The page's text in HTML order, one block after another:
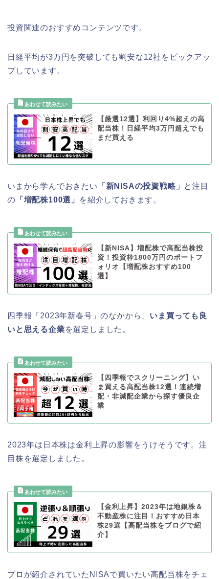
投資関連のおすすめコンテンツです。
日経平均が3万円を突破しても割安な12社をピックアッ
プしています。
【厳選12選】利回り4%超えの高
配当株！日経平均3万円超えでも
まだ買える
いまから学んでおきたい 「新NISAの投資戦略」 と注目
の 「増配株100選」 を紹介しておきます。
【新NISA】増配株で高配当株投
資！投資枠1800万円のポートフ
ォリオ【増配株おすすめ100
選】
四季報「2023年新春号」のなかから、 いま買っても良
いと思える企業を選定しました。
【四季報でスクリーニング】い
ま買える高配当株12選！連続増
配・非減配企業から探す優良企
業
2023年は日本株は金利上昇の影響をうけそうです。注
目株を選定しました。
【金利上昇】2023年は地銀株＆
不動産株に注目！おすすめ日本
株29選【高配当株をブログで紹
介】
プロが紹介されていたNISAで買いたい高配当株をチェ